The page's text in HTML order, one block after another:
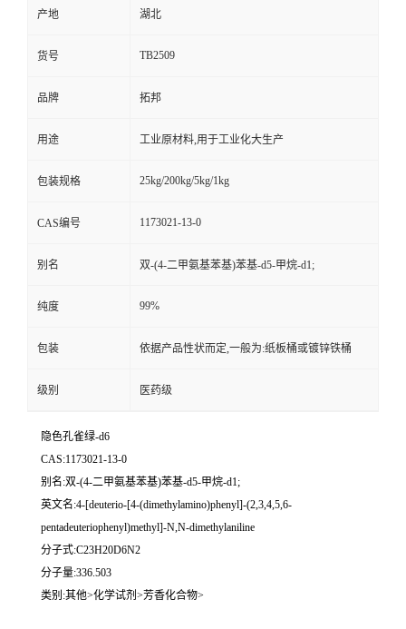
产地 湖北
货号 TB2509
品牌 拓邦
用途 工业原材料,用于工业化大生产
包装规格 25kg/200kg/5kg/1kg
CAS编号 1173021-13-0
别名 双-(4-二甲氨基苯基)苯基-d5-甲烷-d1;
纯度 99%
包装 依据产品性状而定,一般为:纸板桶或镀锌铁桶
级别 医药级
隐色孔雀绿-d6
CAS:1173021-13-0
别名:双-(4-二甲氨基苯基)苯基-d5-甲烷-d1;
英文名:4-[deuterio-[4-(dimethylamino)phenyl]-(2,3,4,5,6-
pentadeuteriophenyl)methyl]-N,N-dimethylaniline
分子式:C23H20D6N2
分子量:336.503
类别:其他>化学试剂>芳香化合物>